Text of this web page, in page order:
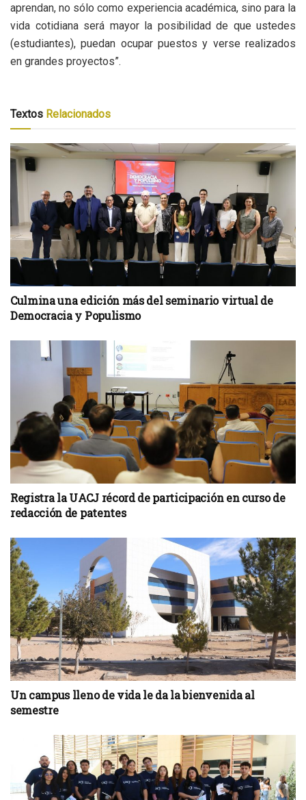
aprendan, no sólo como experiencia académica, sino para la
vida cotidiana será mayor la posibilidad de que ustedes
(estudiantes), puedan ocupar puestos y verse realizados
en grandes proyectos”.
Textos Relacionados
Culmina una edición más del seminario virtual de
Democracia y Populismo
Registra la UACJ récord de participación en curso de
redacción de patentes
Un campus lleno de vida le da la bienvenida al
semestre